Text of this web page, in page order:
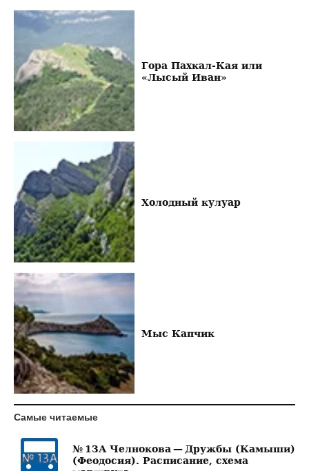
Гора Пахкал-Кая или
«Лысый Иван»
Холодный кулуар
Мыс Капчик
Самые читаемые
№ 13А Челнокова — Дружбы (Камыши)
(Феодосия). Расписание, схема